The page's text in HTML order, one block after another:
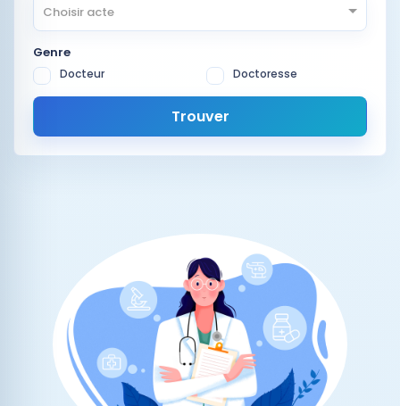
Choisir acte
Genre
Docteur Doctoresse
Trouver